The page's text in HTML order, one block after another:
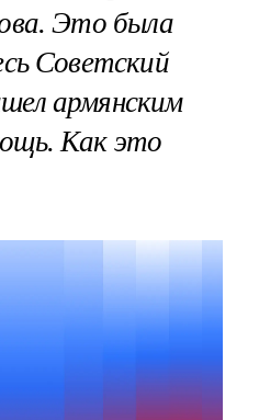
Это была
Советский
армянским
Как это